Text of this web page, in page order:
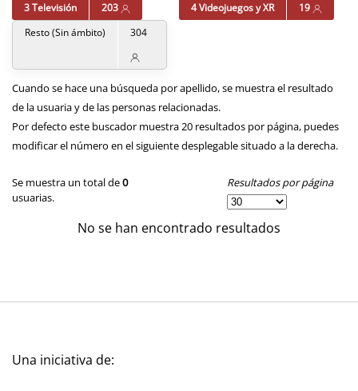
3 Televisión
203 4 Videojuegos y XR
19
Resto (Sin ámbito)
304
Cuando se hace una búsqueda por apellido, se muestra el resultado
de la usuaria y de las personas relacionadas.
Por defecto este buscador muestra 20 resultados por página, puedes
modificar el número en el siguiente desplegable situado a la derecha.
Se muestra un total de0
usuarias.
Resultados por página
No se han encontrado resultados
Una iniciativa de: